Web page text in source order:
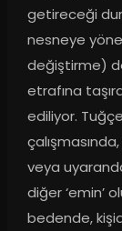
getireceği
nesneye
değiştirme)
etrafına
ediliyor.
veya
diğer ‘emin’
bedende,